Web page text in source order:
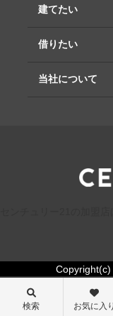
建てたい
借りたい
当社について
検索 お気に入り